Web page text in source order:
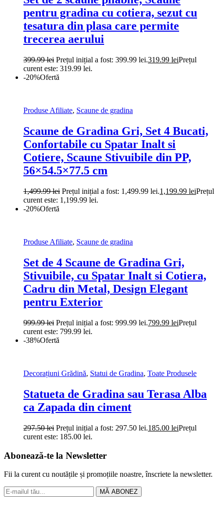
pentru gradina cu cotiera, sezut cu
tesatura din plasa care permite
trecerea aerului
399.99lei Prețul inițial a fost: 399.99 lei.319.99 leiPrețul
curent este: 319.99 lei.
-20%Ofertă
Produse Afiliate, Scaune de gradina
Scaune de Gradina Gri, Set 4 Bucati,
Confortabile cu Spatar Inalt si
Cotiere, Scaune Stivuibile din PP,
56×54.5×77.5 cm
1,499.99lei Prețul inițial a fost: 1,499.99 lei.1,199.99 leiPrețul
curent este: 1,199.99 lei.
-20%Ofertă
Produse Afiliate, Scaune de gradina
Set de 4 Scaune de Gradina Gri,
Stivuibile, cu Spatar Inalt si Cotiera,
Cadru din Metal, Design Elegant
pentru Exterior
999.99lei Prețul inițial a fost: 999.99 lei.799.99 leiPrețul
curent este: 799.99 lei.
-38%Ofertă
Decorațiuni Grădină, Statui de Gradina, Toate Produsele
Statueta de Gradina sau Terasa Alba
ca Zapada din ciment
297.50lei Prețul inițial a fost: 297.50 lei.185.00 leiPrețul
curent este: 185.00 lei.
Abonează-te la Newsletter
Fii la curent cu noutățile și promoțiile noastre, înscriete la newsletter.
MĂ ABONEZ